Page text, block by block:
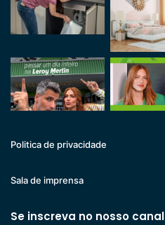
Politica de privacidade
Sala de imprensa
Se inscreva no nosso canal